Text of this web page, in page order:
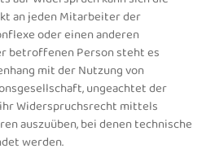
an jeden Mitarbeiter der
oder einen anderen
betroffenen Person steht es
mit der Nutzung von
ungeachtet der
Widerspruchsrecht mittels
auszuüben, bei denen technische
werden.